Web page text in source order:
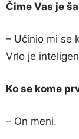
Čime Vas je
– Učinio mi se
Vrlo je
Ko se kome
– On meni.